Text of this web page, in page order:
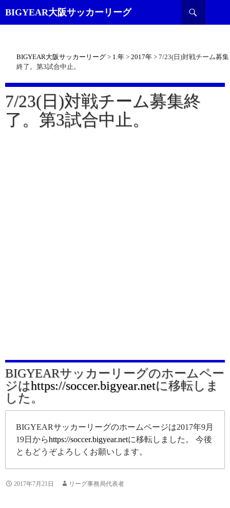
BIGYEAR大阪サッカーリーグ
索
BIGYEAR大阪サッカーリーグ > 1.年 > 2017年 > 7/23(日)対戦チーム募集
終了。第3試合中止。
7/23(日)対戦チーム募集終
了。第3試合中止。
BIGYEARサッカーリーグのホームペー
ジはhttps://soccer.bigyear.netに移転しま
した。
BIGYEARサッカーリーグのホームページは2017年9月
19日からhttps://soccer.bigyear.netに移転しました。 今後
ともどうぞよろしくお願いします。
2017年7月21日 リーグ事務局代表者